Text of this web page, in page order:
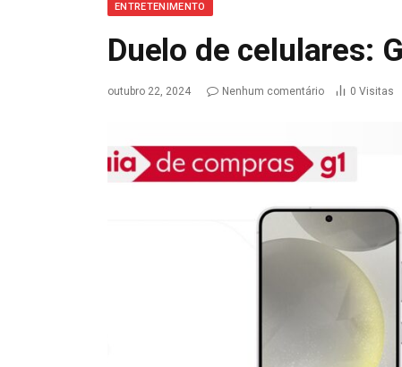
ENTRETENIMENTO
Duelo de celulares:
outubro 22, 2024 Nenhum comentário 0 Visitas